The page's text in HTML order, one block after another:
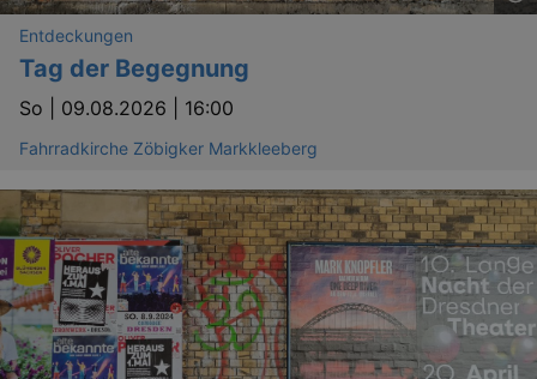
Entdeckungen
Tag der Begegnung
So | 09.08.2026 | 16:00
Fahrradkirche Zöbigker Markkleeberg